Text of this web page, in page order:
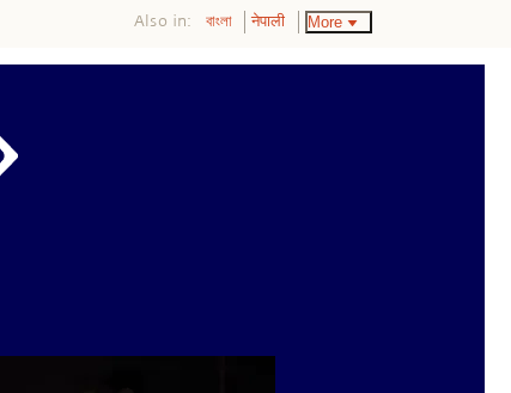
Also in: বাংলা नेपाली More